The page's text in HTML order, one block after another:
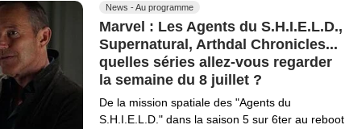
News - Au programme
Marvel : Les Agents du S.H.I.E.L.D.,
Supernatural, Arthdal Chronicles...
quelles séries allez-vous regarder
la semaine du 8 juillet ?
De la mission spatiale des "Agents du
S.H.I.E.L.D." dans la saison 5 sur 6ter au reboot